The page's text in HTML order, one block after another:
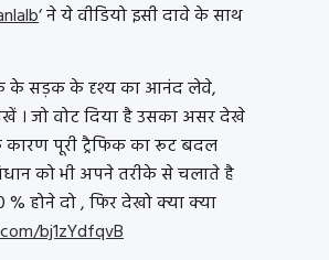
‘ ने ये वीडियो इसी दावे के साथ
के सड़क के दृश्य का आनंद लेवे,
। जो वोट दिया है उसका असर देखे
पूरी ट्रैफिक का रूट बदल
को भी अपने तरीके से चलाते है
होने दो , फिर देखो क्या क्या
bj1zYdfqvB